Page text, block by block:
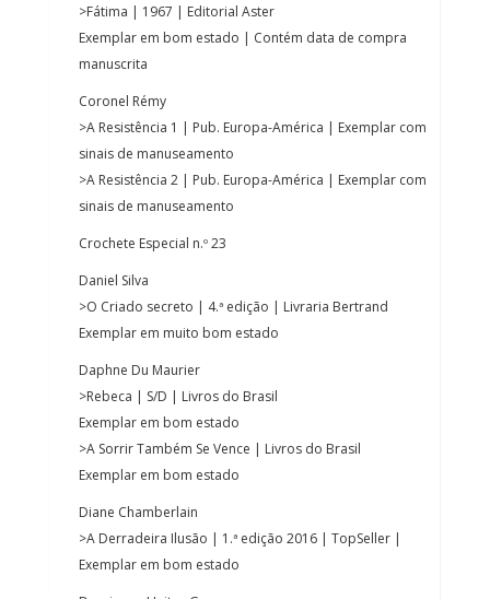
>Fátima | 1967 | Editorial Aster
Exemplar em bom estado | Contém data de compra
manuscrita
Coronel Rémy
>A Resistência 1 | Pub. Europa-América | Exemplar com
sinais de manuseamento
>A Resistência 2 | Pub. Europa-América | Exemplar com
sinais de manuseamento
Crochete Especial n.º 23
Daniel Silva
>O Criado secreto | 4.ª edição | Livraria Bertrand
Exemplar em muito bom estado
Daphne Du Maurier
>Rebeca | S/D | Livros do Brasil
Exemplar em bom estado
>A Sorrir Também Se Vence | Livros do Brasil
Exemplar em bom estado
Diane Chamberlain
>A Derradeira Ilusão | 1.ª edição 2016 | TopSeller |
Exemplar em bom estado